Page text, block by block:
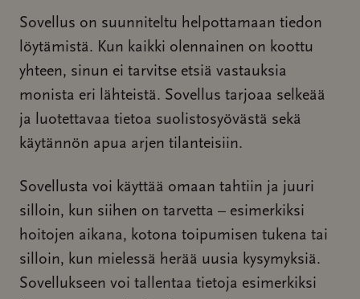
Sovellus on suunniteltu helpottamaan tiedon
löytämistä. Kun kaikki olennainen on koottu
yhteen, sinun ei tarvitse etsiä vastauksia
monista eri lähteistä. Sovellus tarjoaa selkeää
ja luotettavaa tietoa suolistosyövästä sekä
käytännön apua arjen tilanteisiin.
Sovellusta voi käyttää omaan tahtiin ja juuri
silloin, kun siihen on tarvetta – esimerkiksi
hoitojen aikana, kotona toipumisen tukena tai
silloin, kun mielessä herää uusia kysymyksiä.
Sovellukseen voi tallentaa tietoja esimerkiksi